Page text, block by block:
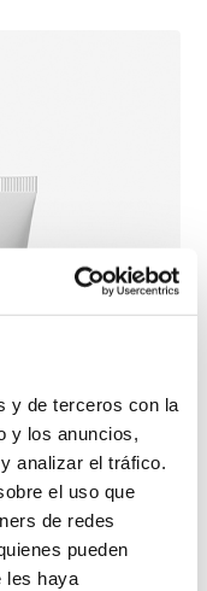
y de terceros con la
y los anuncios,
analizar el tráfico.
el uso que
de redes
pueden
les haya